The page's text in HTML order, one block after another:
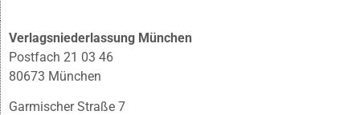
Verlagsniederlassung München
Postfach 21 03 46
80673 München
Garmischer Straße 7